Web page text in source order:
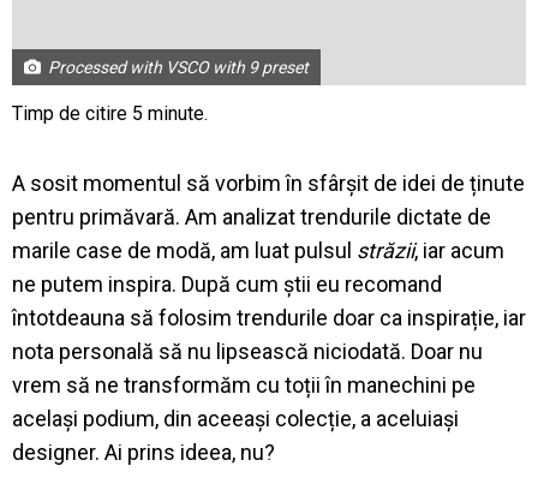
Processed with VSCO with 9 preset
A sosit momentul să vorbim în sfârșit de idei de ținute
pentru primăvară. Am analizat trendurile dictate de
marile case de modă, am luat pulsul străzii, iar acum
ne putem inspira. După cum știi eu recomand
întotdeauna să folosim trendurile doar ca inspirație, iar
nota personală să nu lipsească niciodată. Doar nu
vrem să ne transformăm cu toții în manechini pe
același podium, din aceeași colecție, a aceluiași
designer. Ai prins ideea, nu?